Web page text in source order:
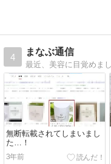
4
まなぶ通信
無断転載されてしまいまし
た…！
3年前